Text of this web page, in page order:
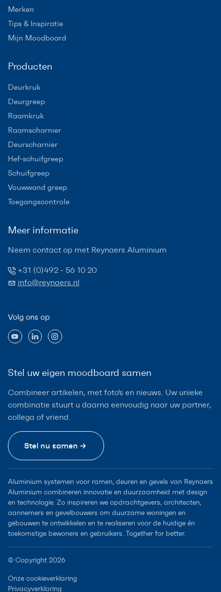
Merken
Tips & Inspiratie
Mijn Moodboard
Producten
Deurkruk
Deurgreep
Raamkruk
Raamscharnier
Deurscharnier
Hef-schuifgreep
Schuifgreep
Vouwwand greep
Toegangscontrole
Meer informatie
Neem contact op met Reynaers Aluminium
+31 (0)492 - 56 10 20
info@reynaers.nl
Volg ons op
Stel uw eigen moodboard samen
Combineer artikelen, met foto's en nieuws. Uw unieke
combinatie stuurt u daarna eenvoudig naar uw partner,
collega of vriend.
Stel nu samen
Aluminium systemen voor ramen, deuren en gevels van Reynaers
Aluminium combineren innovatie en duurzaamheid met design
en technologie. Zo inspireren we opdrachtgevers, architecten,
aannemers en gevelbouwers om duurzame woningen en
gebouwen te ontwikkelen en te realiseren voor de huidige én
toekomstige bewoners en gebruikers. Together for better.
© Copyright 2026
Onze cookieverklaring
Privacyverklaring